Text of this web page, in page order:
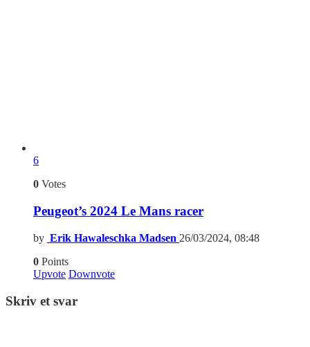
6
0 Votes
Peugeot’s 2024 Le Mans racer
by Erik Hawaleschka Madsen 26/03/2024, 08:48
0 Points
Upvote Downvote
Skriv et svar